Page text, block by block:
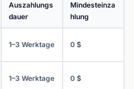
Auszahlungs
dauer
Mindesteinza
hlung
1–3 Werktage 0 $
1–3 Werktage 0 $